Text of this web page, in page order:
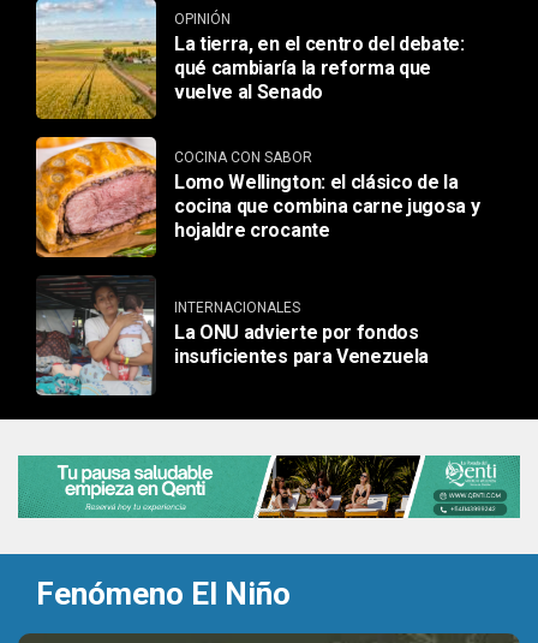
OPINIÓN
La tierra, en el centro del debate:
qué cambiaría la reforma que
vuelve al Senado
COCINA CON SABOR
Lomo Wellington: el clásico de la
cocina que combina carne jugosa y
hojaldre crocante
INTERNACIONALES
La ONU advierte por fondos
insuficientes para Venezuela
Fenómeno El Niño